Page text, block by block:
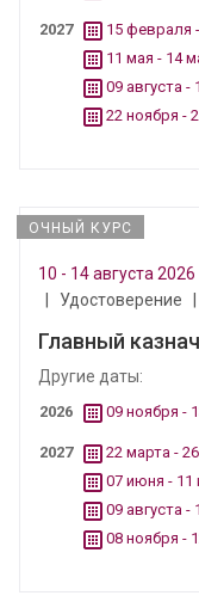
2027
15 февраля
11 мая - 14
09 августа -
22 ноября -
ОЧНЫЙ КУРС
10 - 14 августа 2026
Удостоверение
Главный
Другие даты:
2026 09 ноября -
2027
22 марта -
07 июня - 11
09 августа -
08 ноября -